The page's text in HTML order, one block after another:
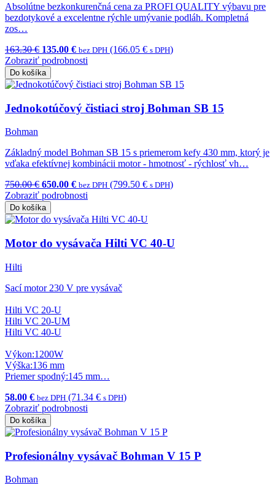
Absolútne bezkonkurenčná cena za PROFI QUALITY výbavu pre
bezdotykové a excelentne rýchle umývanie podláh. Kompletná
zos…
163.30 € 135.00 € bez DPH (166.05 € s DPH)
Zobraziť podrobnosti
Do košíka
Jednokotúčový čistiaci stroj Bohman SB 15
Bohman
Základný model Bohman SB 15 s priemerom kefy 430 mm, ktorý je
vďaka efektívnej kombinácii motor - hmotnosť - rýchlosť vh…
750.00 € 650.00 € bez DPH (799.50 € s DPH)
Zobraziť podrobnosti
Do košíka
Motor do vysávača Hilti VC 40-U
Hilti
Sací motor 230 V pre vysávač
Hilti VC 20-U
Hilti VC 20-UM
Hilti VC 40-U
Výkon:1200W
Výška:136 mm
Priemer spodný:145 mm…
58.00 € bez DPH (71.34 € s DPH)
Zobraziť podrobnosti
Do košíka
Profesionálny vysávač Bohman V 15 P
Bohman